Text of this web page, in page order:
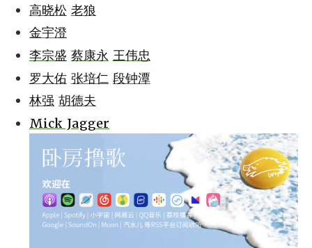
高晓松 老狼
金宇澄
李宗盛 蔡康永 王伟忠
罗大佑 张培仁 段钟潭
林强 胡德夫
Mick Jagger